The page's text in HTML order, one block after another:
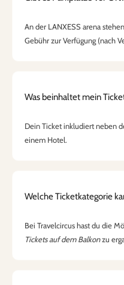
An der LANXESS arena
Gebühr zur Verfügung (nach
Was beinhaltet mein
Dein Ticket inkludiert neben
einem Hotel.
Welche Ticketkategorie
Bei Travelcircus hast du die
Tickets auf dem Balkonzu